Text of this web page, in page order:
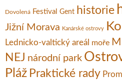
Dovolená Festival Gent historie
Jižní Morava Kanárské ostrovy
Lednicko-valtický areál moře
NEJ národní park
Pláž Praktické rady